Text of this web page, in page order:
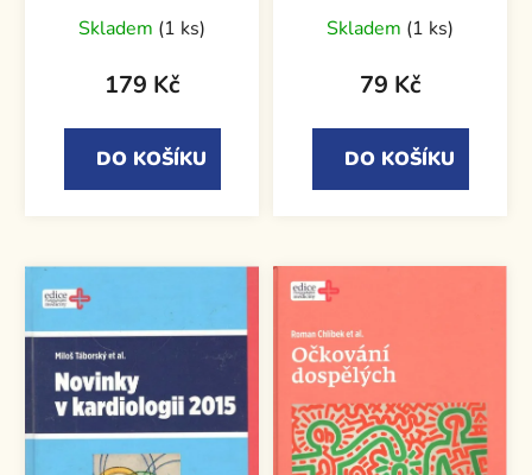
Skladem (1 ks)
179 Kč
DO KOŠÍKU
terapie glifloziny
Skladem (1 ks)
79 Kč
DO KOŠÍKU